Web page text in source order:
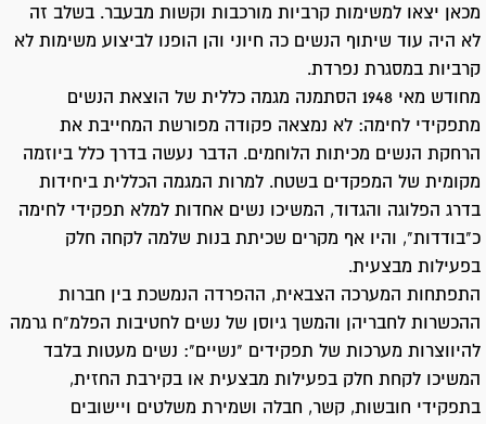
מכאן יצאו למשימות קרביות מורכבות וקשות מבעבר. בשלב זה
לא היה עוד שיתוף הנשים כה חיוני והן הופנו לביצוע משימות לא
קרביות במסגרת נפרדת.
מחודש מאי 1948 הסתמנה מגמה כללית של הוצאת הנשים
מתפקידי לחימה: לא נמצאה פקודה מפורשת המחייבת את
הרחקת הנשים מכיתות הלוחמים. הדבר נעשה בדרך כלל ביוזמה
מקומית של המפקדים בשטח. למרות המגמה הכללית ביחידות
בדרג הפלוגה והגדוד, המשיכו נשים אחדות למלא תפקידי לחימה
כ"בודדות", והיו אף מקרים שכיתת בנות שלמה לקחה חלק
בפעילות מבצעית.
התפתחות המערכה הצבאית, ההפרדה הנמשכת בין חברות
ההכשרות לחבריהן והמשך גיוסן של נשים לחטיבות הפלמ"ח גרמה
להיווצרות מערכות של תפקידים "נשיים": נשים מעטות בלבד
המשיכו לקחת חלק בפעילות מבצעית או בקירבת החזית,
בתפקידי חובשות, קשר, חבלה ושמירת משלטים ויישובים